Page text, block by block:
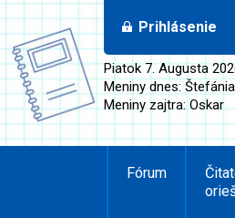
Prihlásenie
Piatok 7. Augusta
Meniny dnes: Štefánia
Meniny zajtra: Oskar
Fórum